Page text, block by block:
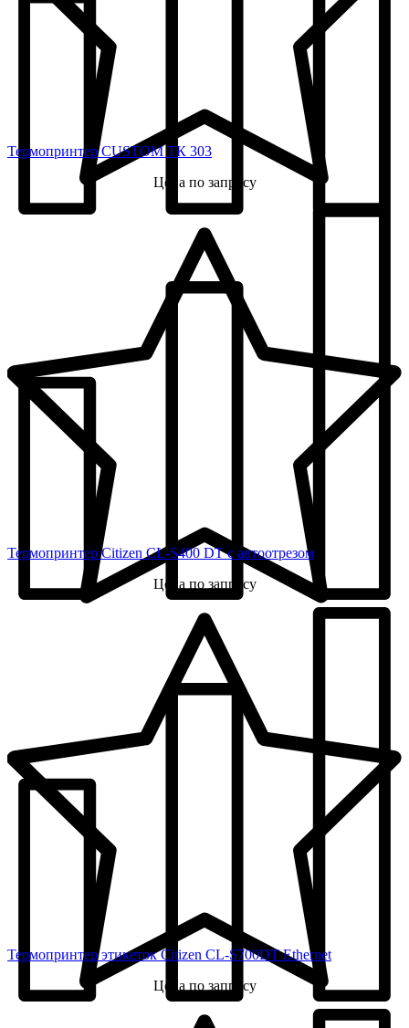
Термопринтер CUSTOM ТК 303
Цена по запросу
Термопринтер Citizen CL-S400 DT с автоотрезом
Цена по запросу
Термопринтер этикеток Citizen CL-S700DT Ethernet
Цена по запросу